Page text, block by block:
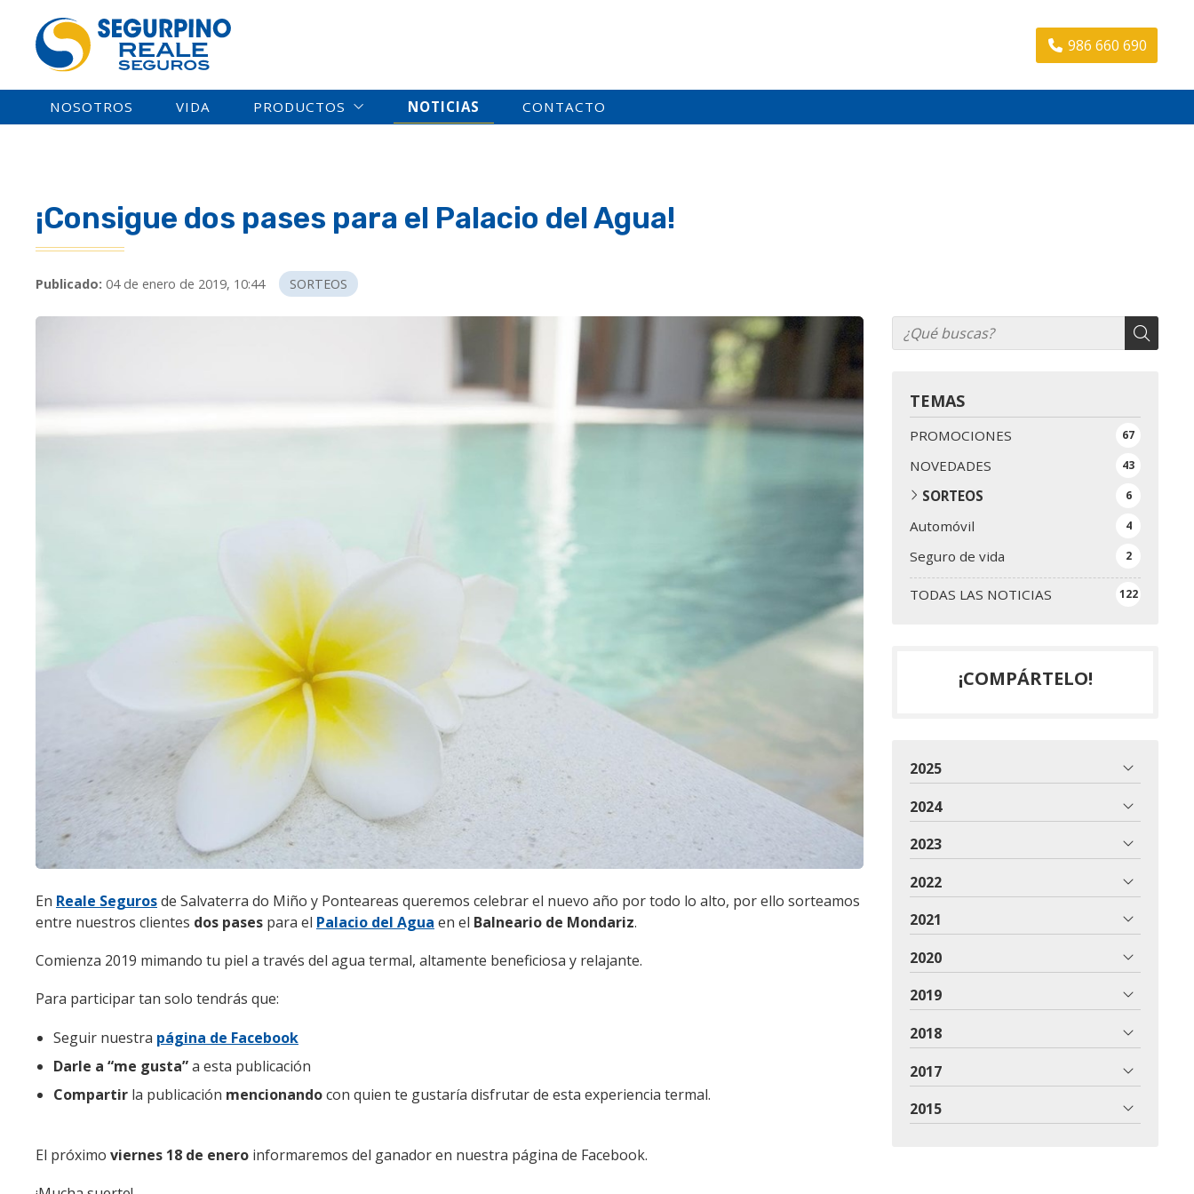
986 660 690
NOSOTROS VIDA PRODUCTOS NOTICIAS CONTACTO
¡Consigue dos pases para el Palacio del Agua!
Publicado: 04 de enero de 2019, 10:44 SORTEOS
TEMAS
TODAS LAS NOTICIAS 122
PROMOCIONES 67
NOVEDADES 43
SORTEOS 6
Automóvil 4
Seguro de vida 2
En Reale Segurosde Salvaterra do Miño y Ponteareas queremos celebrar el nuevo año por todo lo alto, por ello sorteamos
entre nuestros clientes dos pases para el Palacio del Agua en el Balneario de Mondariz.
Comienza 2019 mimando tu piel a través del agua termal, altamente beneficiosa y relajante.
Para participar tan solo tendrás que:
Seguir nuestra página de Facebook
Darle a “me gusta”a esta publicación
Compartir la publicación mencionandocon quien te gustaría disfrutar de esta experiencia termal.
El próximo viernes 18 de enero informaremos del ganador en nuestra página de Facebook.
¡COMPÁRTELO!
2025
2024
2023
2022
2021
2020
2019
2018
2017
2015